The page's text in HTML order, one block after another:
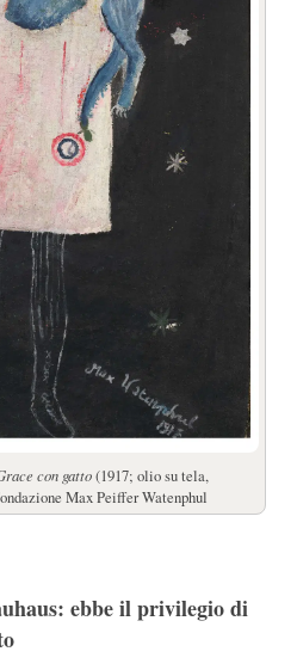
con gatto(1917; olio su tela,
Max Peiffer Watenphul
ebbe il privilegio di